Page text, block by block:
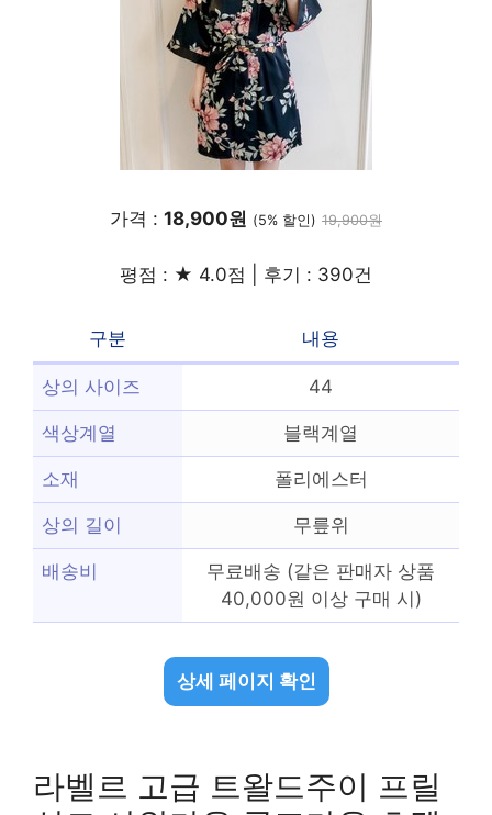
가격 : 18,900원 (5% 할인) 19,900원
평점 : ★ 4.0점 | 후기 : 390건
구분 내용
상의 사이즈 44
색상계열 블랙계열
소재 폴리에스터
상의 길이 무릎위
배송비
무료배송 (같은 판매자 상품
40,000원 이상 구매 시)
상세 페이지 확인
라벨르 고급 트왈드주이 프릴